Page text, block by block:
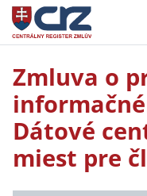
Zmluva o
Dátové
miest pre